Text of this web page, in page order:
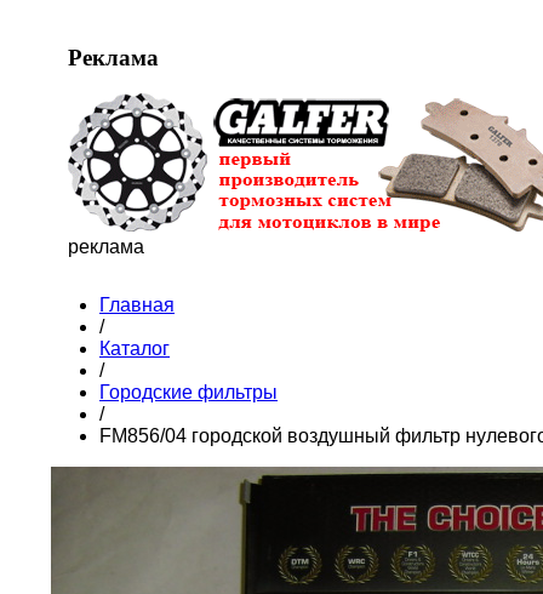
Реклама
реклама
Главная
/
Каталог
/
Городские фильтры
/
FM856/04 городской воздушный фильтр